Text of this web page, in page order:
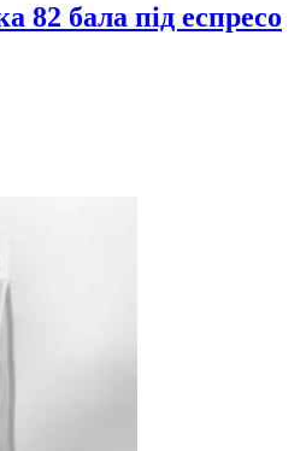
82 бала під еспресо